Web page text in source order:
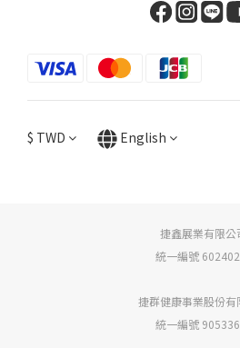
$ TWD English
捷鑫展業有限公
統一編號
捷群健康事業股份有
統一編號